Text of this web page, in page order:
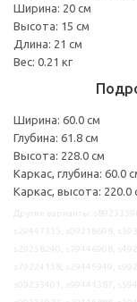
Ширина: 20 см
Высота: 15 см
Длина: 21 см
Вес: 0.21 кг
Ширина: 60.0 см
Глубина: 61.8 см
Высота: 228.0 см
Каркас, глубина: 60.0
Каркас, высота: 220.0